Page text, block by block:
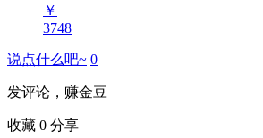
￥
3748
说点什么吧~ 0
发评论，赚金豆
收藏 0 分享